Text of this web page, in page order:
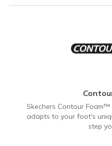
Skechers Contour
adapts to your foot's
step